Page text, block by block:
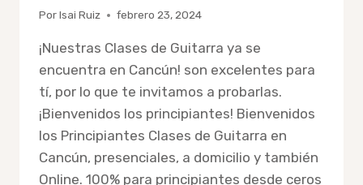
PorIsai Ruiz febrero 23, 2024
¡Nuestras Clases de Guitarra ya se
encuentra en Cancún! son excelentes para
tí, por lo que te invitamos a probarlas.
¡Bienvenidos los principiantes! Bienvenidos
los Principiantes Clases de Guitarra en
Cancún, presenciales, a domicilio y también
Online. 100% para principiantes desde ceros